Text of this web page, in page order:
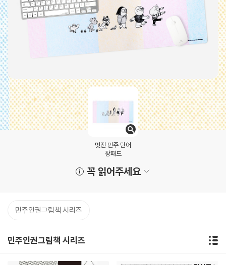
멋진 민주 단어
장패드
꼭 읽어주세요
민주인권그림책 시리즈
민주인권그림책 시리즈